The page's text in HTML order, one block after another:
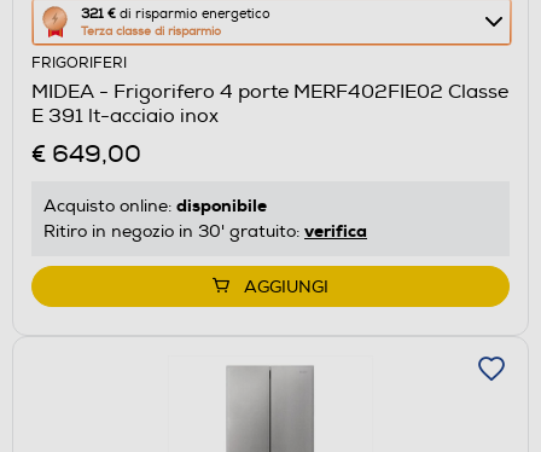
321 € di risparmio energetico
Terza classe di risparmio
Questa
azione
aprirà
il
Calcolatore
di
energetico
Youreko.
FRIGORIFERI
MIDEA - Frigorifero 4 porte MERF402FIE02 Classe
E 391 lt-acciaio inox
€ 649,00
Acquisto online: disponibile
Ritiro in negozio in 30' gratuito: verifica
AGGIUNGI